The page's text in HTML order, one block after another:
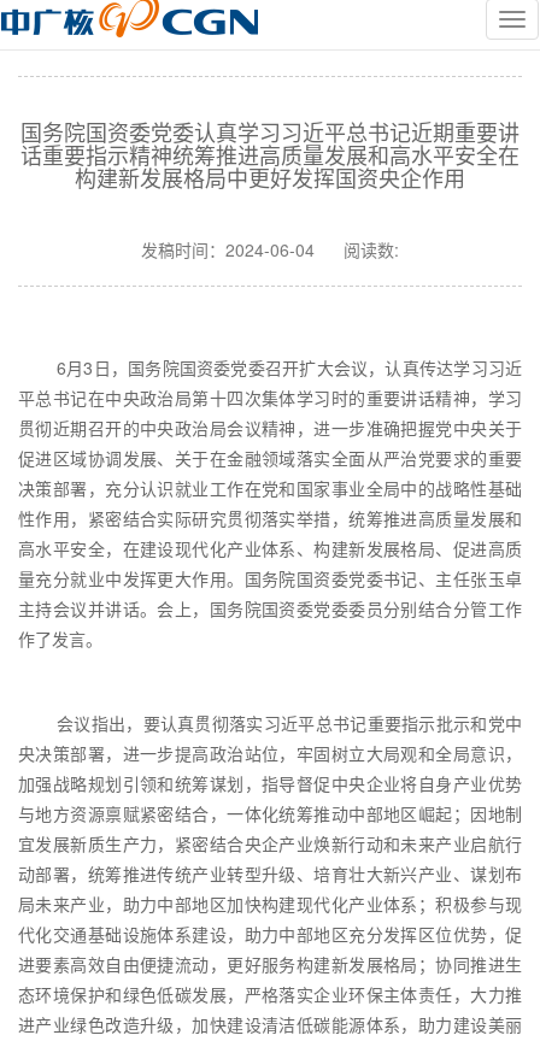
国务院国资委党委认真学习习近平总书记近期重要讲
话重要指示精神统筹推进高质量发展和高水平安全在
构建新发展格局中更好发挥国资央企作用
发稿时间： 2024-06-04 阅读数:
6月3日，国务院国资委党委召开扩大会议，认真传达学习习近
平总书记在中央政治局第十四次集体学习时的重要讲话精神，学习
贯彻近期召开的中央政治局会议精神，进一步准确把握党中央关于
促进区域协调发展、关于在金融领域落实全面从严治党要求的重要
决策部署，充分认识就业工作在党和国家事业全局中的战略性基础
性作用，紧密结合实际研究贯彻落实举措，统筹推进高质量发展和
高水平安全，在建设现代化产业体系、构建新发展格局、促进高质
量充分就业中发挥更大作用。国务院国资委党委书记、主任张玉卓
主持会议并讲话。会上，国务院国资委党委委员分别结合分管工作
作了发言。
会议指出，要认真贯彻落实习近平总书记重要指示批示和党中
央决策部署，进一步提高政治站位，牢固树立大局观和全局意识，
加强战略规划引领和统筹谋划，指导督促中央企业将自身产业优势
与地方资源禀赋紧密结合，一体化统筹推动中部地区崛起；因地制
宜发展新质生产力，紧密结合央企产业焕新行动和未来产业启航行
动部署，统筹推进传统产业转型升级、培育壮大新兴产业、谋划布
局未来产业，助力中部地区加快构建现代化产业体系；积极参与现
代化交通基础设施体系建设，助力中部地区充分发挥区位优势，促
进要素高效自由便捷流动，更好服务构建新发展格局；协同推进生
态环境保护和绿色低碳发展，严格落实企业环保主体责任，大力推
进产业绿色改造升级，加快建设清洁低碳能源体系，助力建设美丽